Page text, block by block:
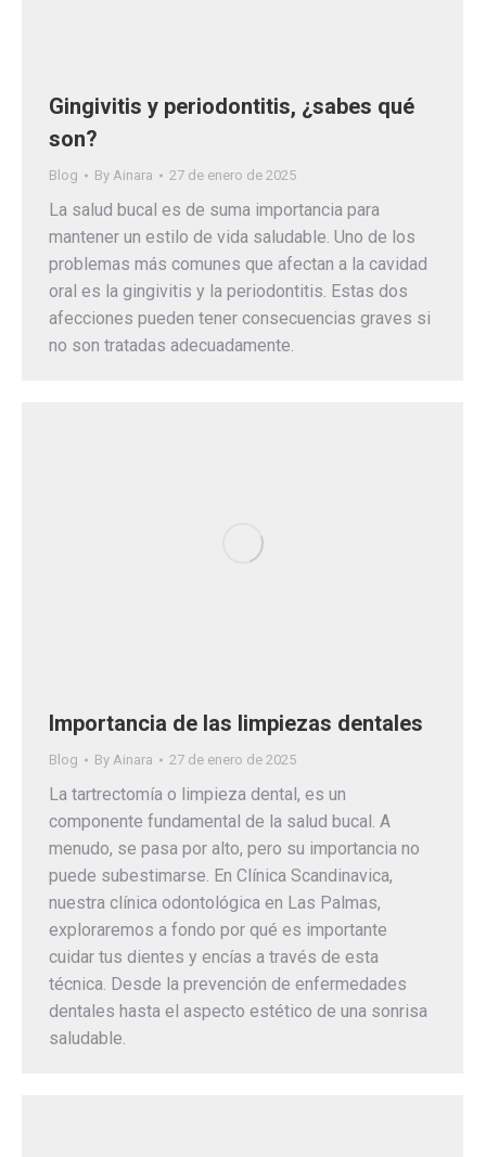
Gingivitis y periodontitis, ¿sabes qué
son?
Blog By Ainara 27 de enero de 2025
La salud bucal es de suma importancia para
mantener un estilo de vida saludable. Uno de los
problemas más comunes que afectan a la cavidad
oral es la gingivitis y la periodontitis. Estas dos
afecciones pueden tener consecuencias graves si
no son tratadas adecuadamente.
Importancia de las limpiezas dentales
Blog By Ainara 27 de enero de 2025
La tartrectomía o limpieza dental, es un
componente fundamental de la salud bucal. A
menudo, se pasa por alto, pero su importancia no
puede subestimarse. En Clínica Scandinavica,
nuestra clínica odontológica en Las Palmas,
exploraremos a fondo por qué es importante
cuidar tus dientes y encías a través de esta
técnica. Desde la prevención de enfermedades
dentales hasta el aspecto estético de una sonrisa
saludable.